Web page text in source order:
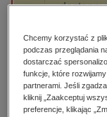
dzienniki
edukacja
hobby,
komputery,
dostępny.
High-contrast mode
Polecane
Chcemy korzystać z
podczas przeglądania
dostarczać
funkcje, które
partnerami. Jeśli
kliknij „Zaakceptuj
preferencje, klikając